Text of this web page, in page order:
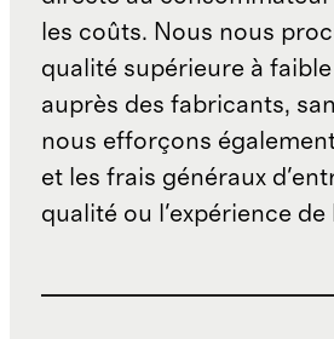
les coûts. Nous nous
qualité supérieure à
auprès des fabricants,
nous efforçons
et les frais généraux
qualité ou l'expérience de